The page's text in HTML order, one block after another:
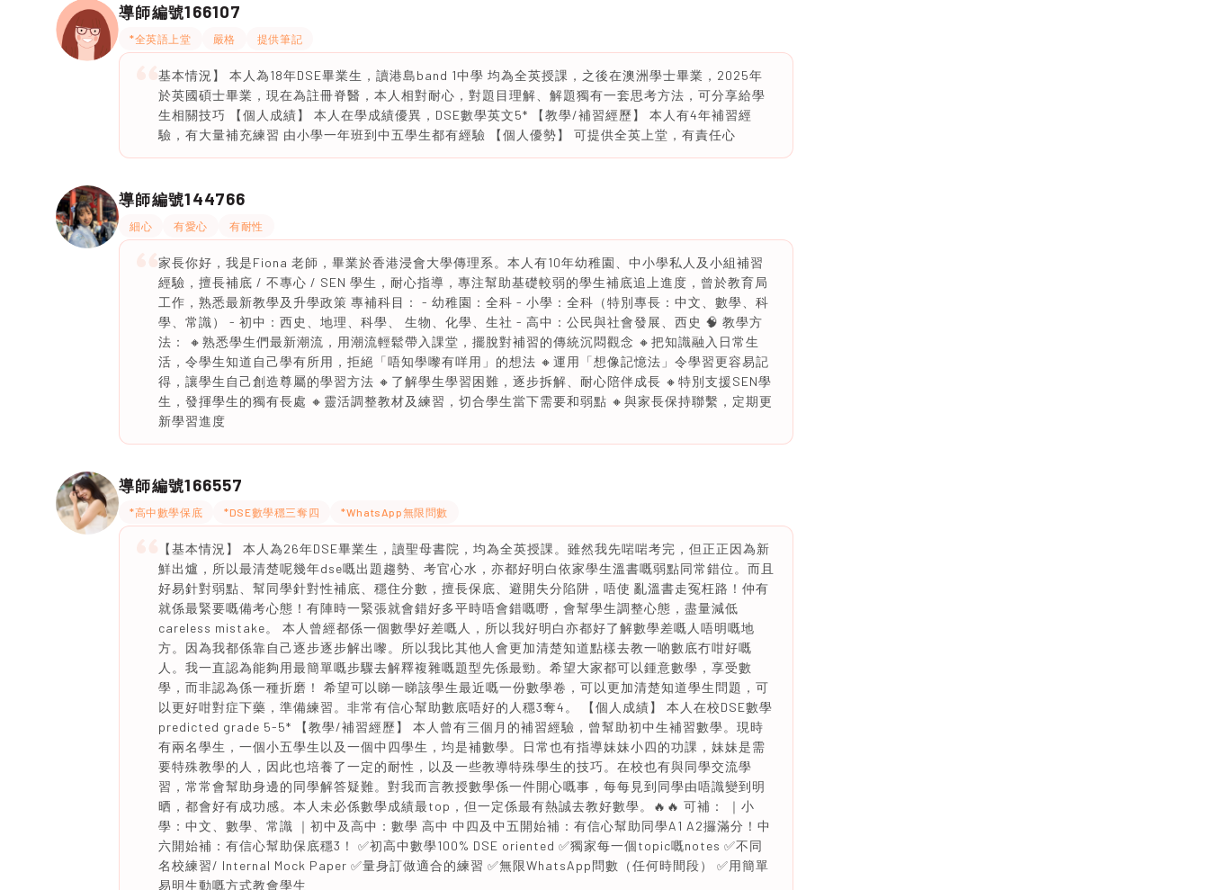
導師編號166107
*全英語上堂 嚴格 提供筆記
基本情況】 本人為18年DSE畢業生，讀港島band 1中學 均為全英授課，之後在澳洲學士畢業，2025年
於英國碩士畢業，現在為註冊脊醫，本人相對耐心，對題目理解、解題獨有一套思考方法，可分享給學
生相關技巧 【個人成績】 本人在學成績優異，DSE數學英文5* 【教學/補習經歷】 本人有4年補習經
驗，有大量補充練習 由小學一年班到中五學生都有經驗 【個人優勢】 可提供全英上堂，有責任心
導師編號144766
細心 有愛心 有耐性
家長你好，我是Fiona 老師，畢業於香港浸會大學傳理系。本人有10年幼稚園、中小學私人及小組補習
經驗，擅長補底 / 不專心 / SEN 學生，耐心指導，專注幫助基礎較弱的學生補底追上進度，曾於教育局
工作，熟悉最新教學及升學政策 專補科目： - 幼稚園：全科 - 小學：全科（特別專長：中文、數學、科
學、常識） - 初中：西史、地理、科學、 生物、化學、生社 - 高中：公民與社會發展、西史 🧠 教學方
法： 🔸熟悉學生們最新潮流，用潮流輕鬆帶入課堂，擺脫對補習的傳統沉悶觀念 🔸把知識融入日常生
活，令學生知道自己學有所用，拒絕「唔知學嚟有咩用」的想法 🔸運用「想像記憶法」令學習更容易記
得，讓學生自己創造尊屬的學習方法 🔸了解學生學習困難，逐步拆解、耐心陪伴成長 🔸特別支援SEN學
生，發揮學生的獨有長處 🔸靈活調整教材及練習，切合學生當下需要和弱點 🔸與家長保持聯繫，定期更
新學習進度
導師編號166557
*高中數學保底 *DSE數學穩三奪四 *WhatsApp無限問數
【基本情況】 本人為26年DSE畢業生，讀聖母書院，均為全英授課。雖然我先啱啱考完，但正正因為新
鮮出爐，所以最清楚呢幾年dse嘅出題趨勢、考官心水，亦都好明白依家學生溫書嘅弱點同常錯位。而且
好易針對弱點、幫同學針對性補底、穩住分數，擅長保底、避開失分陷阱，唔使 亂溫書走冤枉路！仲有
就係最緊要嘅備考心態！有陣時一緊張就會錯好多平時唔會錯嘅嘢，會幫學生調整心態，盡量減低
careless mistake。 本人曾經都係一個數學好差嘅人，所以我好明白亦都好了解數學差嘅人唔明嘅地
方。因為我都係靠自己逐步逐步解出嚟。所以我比其他人會更加清楚知道點樣去教一啲數底冇咁好嘅
人。我一直認為能夠用最簡單嘅步驟去解釋複雜嘅題型先係最勁。希望大家都可以鍾意數學，享受數
學，而非認為係一種折磨！ 希望可以睇一睇該學生最近嘅一份數學卷，可以更加清楚知道學生問題，可
以更好咁對症下藥，準備練習。非常有信心幫助數底唔好的人穩3奪4。 【個人成績】 本人在校DSE數學
predicted grade 5-5* 【教學/補習經歷】 本人曾有三個月的補習經驗，曾幫助初中生補習數學。現時
有兩名學生，一個小五學生以及一個中四學生，均是補數學。日常也有指導妹妹小四的功課，妹妹是需
要特殊教學的人，因此也培養了一定的耐性，以及一些教導特殊學生的技巧。在校也有與同學交流學
習，常常會幫助身邊的同學解答疑難。對我而言教授數學係一件開心嘅事，每每見到同學由唔識變到明
晒，都會好有成功感。本人未必係數學成績最top，但一定係最有熱誠去教好數學。🔥🔥 可補： ｜小
學：中文、數學、常識 ｜初中及高中：數學 高中 中四及中五開始補：有信心幫助同學A1 A2攞滿分！中
六開始補：有信心幫助保底穩3！ ✅初高中數學100% DSE oriented ✅獨家每一個topic嘅notes ✅不同
名校練習/ Internal Mock Paper ✅量身訂做適合的練習 ✅無限WhatsApp問數（任何時間段） ✅用簡單
易明生動嘅方式教會學生